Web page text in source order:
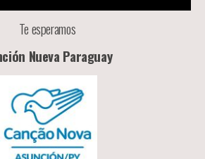
Te esperamos
Nueva Paraguay